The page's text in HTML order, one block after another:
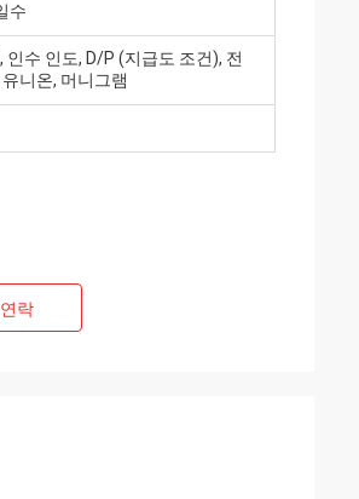
수
인수 인도, D/P (지급도 조건), 전
니온, 머니그램
락